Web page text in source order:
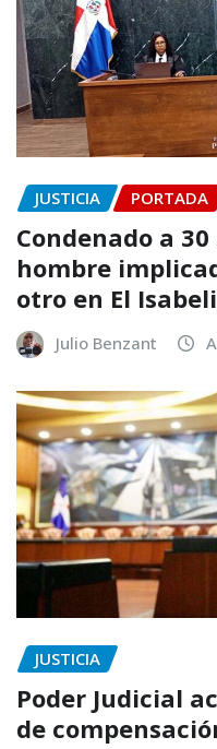
JUSTICIA PORTADA
Condenado a
hombre
otro en El
Julio Benzant
JUSTICIA
Poder Judicial
de